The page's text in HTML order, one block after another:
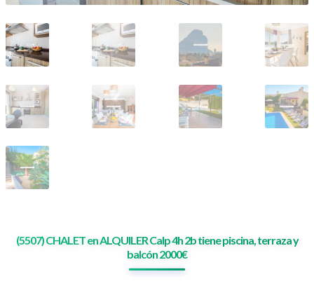
(5507) CHALET en ALQUILER Calp 4h 2b tiene piscina, terraza y
balcón 2000€